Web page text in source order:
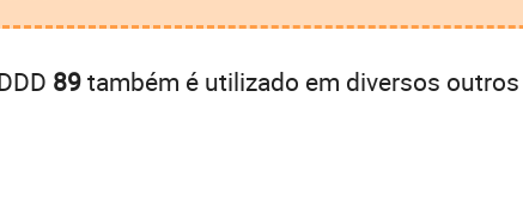
89também é utilizado em diversos